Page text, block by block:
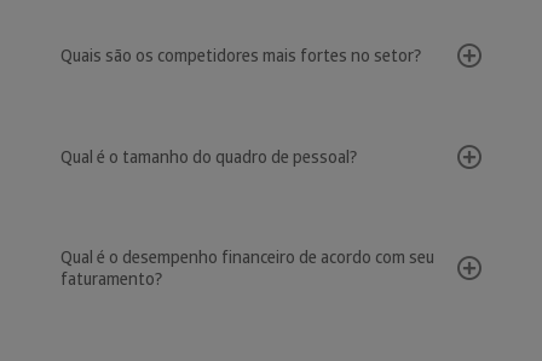
Quais são os competidores mais fortes no setor?
Qual é o tamanho do quadro de pessoal?
Qual é o desempenho financeiro de acordo com seu
faturamento?